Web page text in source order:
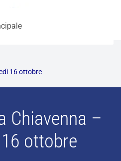
16 ottobre
Chiavenna –
ottobre